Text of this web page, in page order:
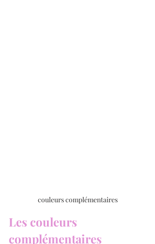
couleurs complémentaires
Les couleurs
complémentaires